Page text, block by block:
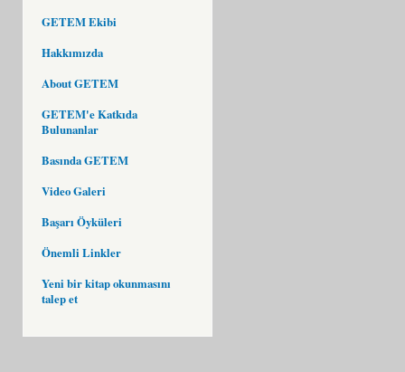
GETEM Ekibi
Hakkımızda
About GETEM
GETEM'e Katkıda
Bulunanlar
Basında GETEM
Video Galeri
Başarı Öyküleri
Önemli Linkler
Yeni bir kitap okunmasını
talep et